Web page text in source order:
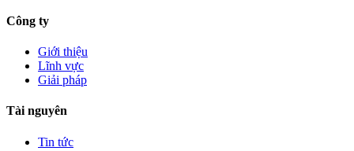
Công ty
Giới thiệu
Lĩnh vực
Giải pháp
Tài nguyên
Tin tức